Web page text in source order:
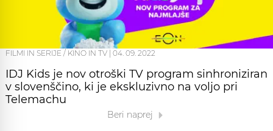
FILMI IN SERIJE / KINO IN TV 04. 09. 2022
IDJ Kids je nov otroški TV program sinhroniziran
v slovenščino, ki je ekskluzivno na voljo pri
Telemachu
Beri naprej